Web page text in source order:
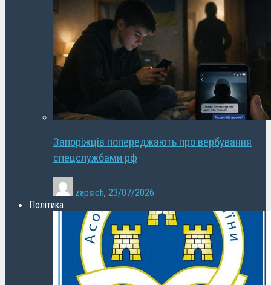
Запоріжців попереджають про вербування
спецслужбами рф
zapsich, 23/07/2026
Політика